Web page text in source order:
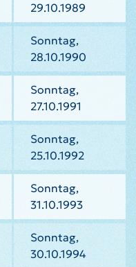
29.10.1989
Sonntag,
28.10.1990
Sonntag,
27.10.1991
Sonntag,
25.10.1992
Sonntag,
31.10.1993
Sonntag,
30.10.1994